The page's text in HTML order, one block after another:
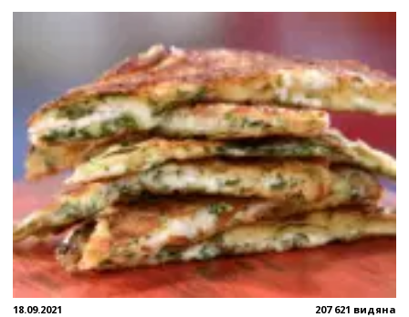
18.09.2021 207 621 видяна